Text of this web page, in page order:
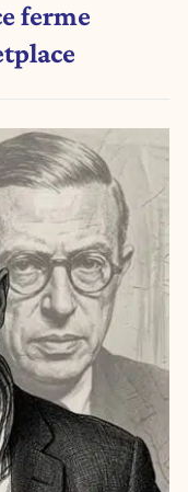
ferme